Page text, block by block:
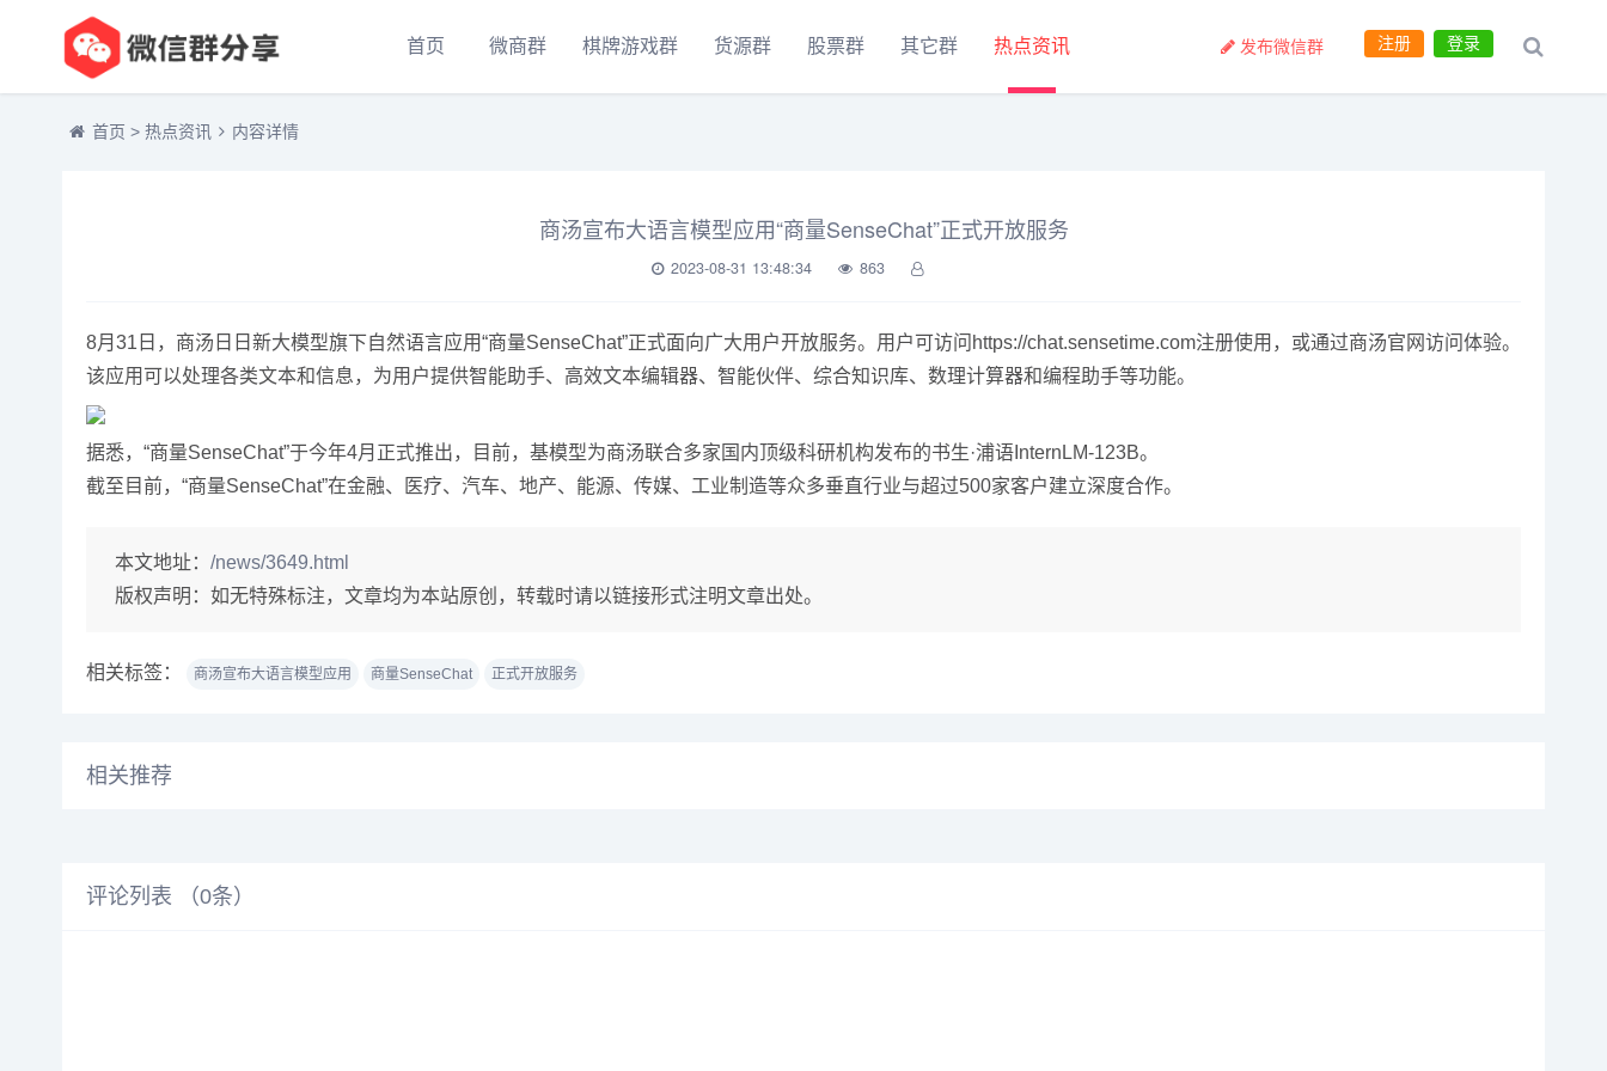
首页 微商群 棋牌游戏群 货源群 股票群 其它群 热点资讯 登录
注册
发布微信群
首页 > 热点资讯 内容详情
商汤宣布大语言模型应用“商量SenseChat”正式开放服务
2023-08-31 13:48:34 863
8月31日，商汤日日新大模型旗下自然语言应用“商量SenseChat”正式面向广大用户开放服务。用户可访问https://chat.sensetime.com注册使用，或通过商汤官网访问体验。
该应用可以处理各类文本和信息，为用户提供智能助手、高效文本编辑器、智能伙伴、综合知识库、数理计算器和编程助手等功能。
据悉，“商量SenseChat”于今年4月正式推出，目前，基模型为商汤联合多家国内顶级科研机构发布的书生·浦语InternLM-123B。
截至目前，“商量SenseChat”在金融、医疗、汽车、地产、能源、传媒、工业制造等众多垂直行业与超过500家客户建立深度合作。
本文地址： /news/3649.html
版权声明： 如无特殊标注，文章均为本站原创，转载时请以链接形式注明文章出处。
相关标签： 商汤宣布大语言模型应用 商量SenseChat 正式开放服务
相关推荐
评论列表 （0条）